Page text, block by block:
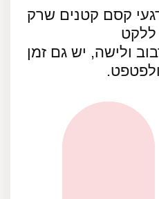
קסם קטנים שרק
ללקט
ולישה, יש גם זמן